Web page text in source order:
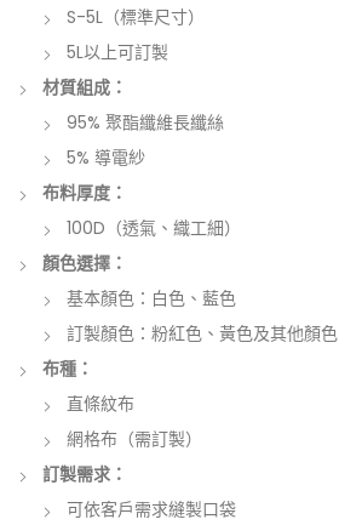
S-5L（標準尺寸）
5L以上可訂製
材質組成：
95% 聚酯纖維長纖絲
5% 導電紗
布料厚度：
100D（透氣、織工細）
顏色選擇：
基本顏色：白色、藍色
訂製顏色：粉紅色、黃色及其他顏色
布種：
直條紋布
網格布（需訂製）
訂製需求：
可依客戶需求縫製口袋